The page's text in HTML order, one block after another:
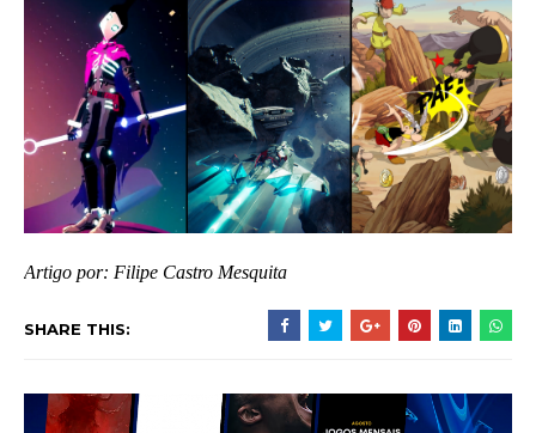
Artigo por: Filipe Castro Mesquita
SHARE THIS: